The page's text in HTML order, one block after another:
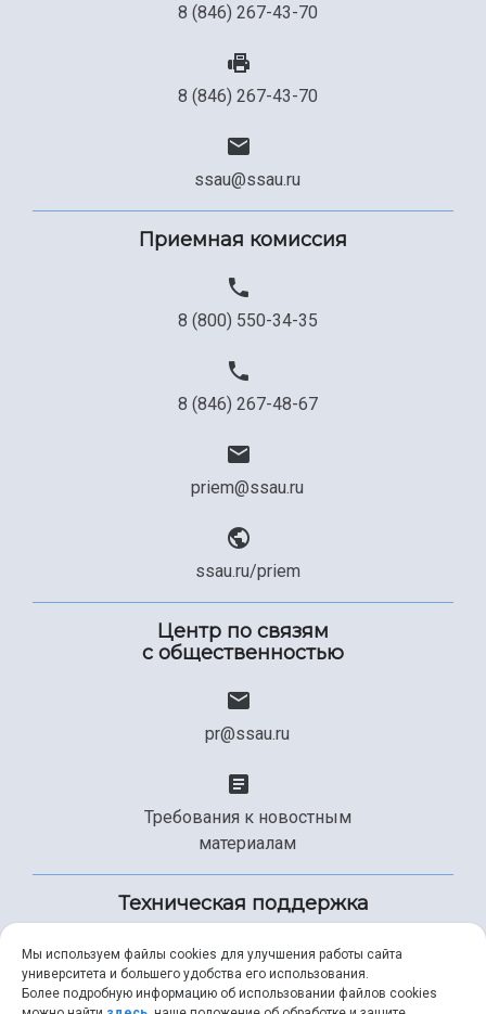
8 (846) 267-43-70
8 (846) 267-43-70
ssau@ssau.ru
Приемная комиссия
8 (800) 550-34-35
8 (846) 267-48-67
priem@ssau.ru
ssau.ru/priem
Центр по связям
с общественностью
pr@ssau.ru
Требования к новостным
материалам
Техническая поддержка
+7 (846) 267-49-99
Мы используем файлы cookies для улучшения работы сайта
университета и большего удобства его использования.
Более подробную информацию об использовании файлов cookies